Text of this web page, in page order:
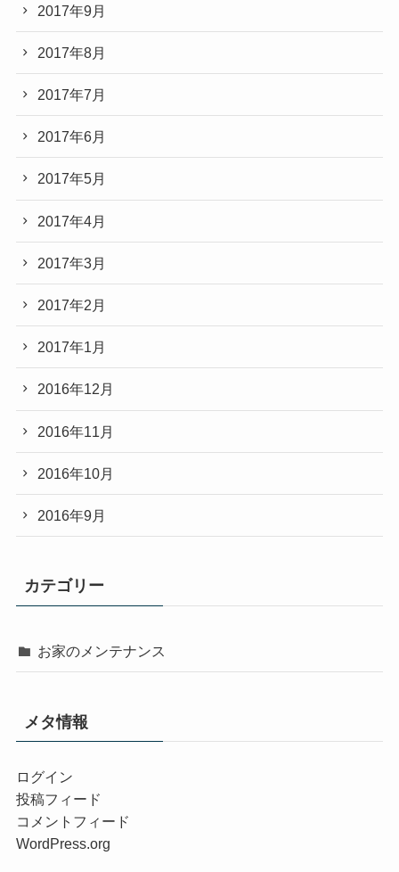
2017年9月
2017年8月
2017年7月
2017年6月
2017年5月
2017年4月
2017年3月
2017年2月
2017年1月
2016年12月
2016年11月
2016年10月
2016年9月
カテゴリー
お家のメンテナンス
メタ情報
ログイン
投稿フィード
コメントフィード
WordPress.org